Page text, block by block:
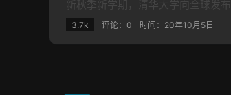
3.7k 评论：0 时间： 20年10月5日